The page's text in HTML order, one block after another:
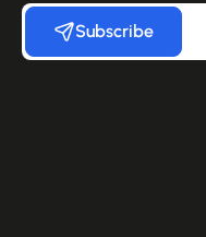
Subscribe